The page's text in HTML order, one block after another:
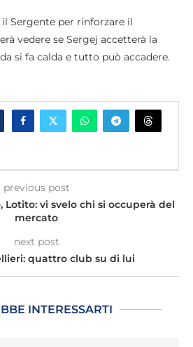
Sergente per rinforzare il
vedere se Sergej accetterà la
si fa calda e tutto può accadere.
previous post
Lotito: vi svelo chi si occuperà del
mercato
next post
quattro club su di lui
INTERESSARTI